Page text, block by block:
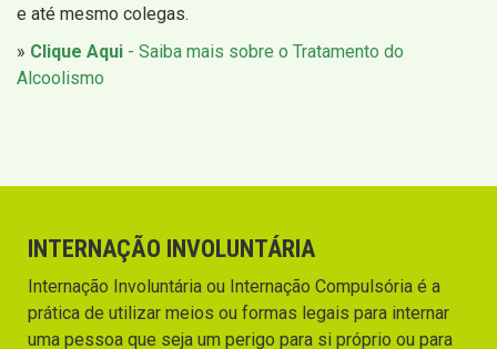
e até mesmo colegas.
» Clique Aqui - Saiba mais sobre o Tratamento do
Alcoolismo
INTERNAÇÃO INVOLUNTÁRIA
Internação Involuntária ou Internação Compulsória é a
prática de utilizar meios ou formas legais para internar
uma pessoa que seja um perigo para si próprio ou para